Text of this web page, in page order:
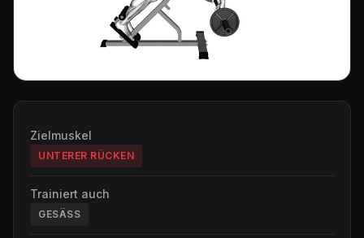
Zielmuskel
UNTERER RÜCKEN
Trainiert auch
GESÄSS